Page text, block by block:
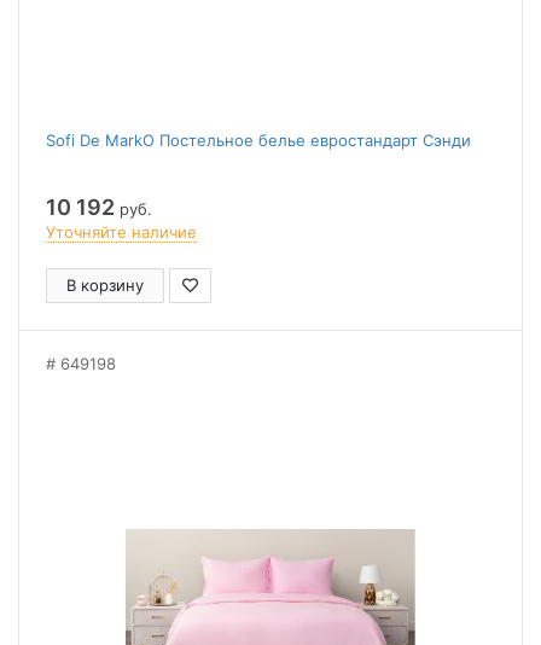
Sofi De MarkO Постельное белье евростандарт Сэнди
10 192 руб.
Уточняйте наличие
В корзину
649198